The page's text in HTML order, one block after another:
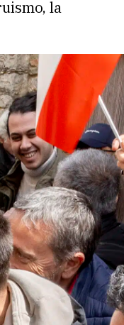
la